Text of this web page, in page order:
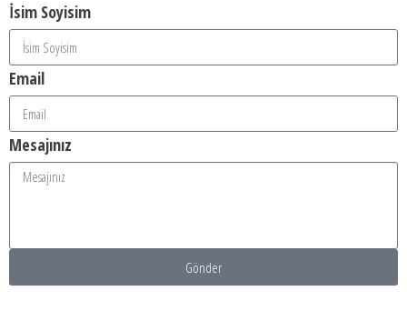
İsim Soyisim
Email
Mesajınız
Gönder